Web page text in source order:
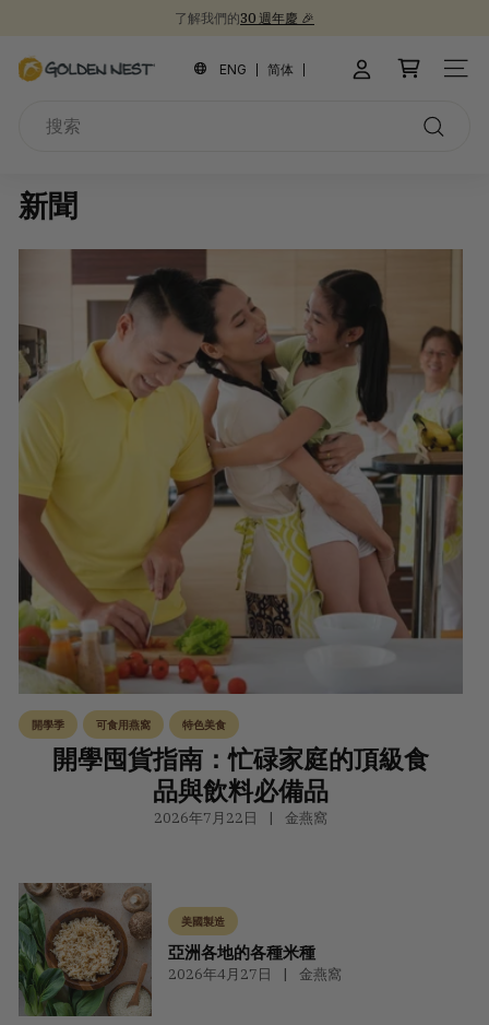
停
了解我們的30 週年慶 🎉
金
ENG 简体 網站
新聞
開學季 可食用燕窩 特色美食
開學囤貨指南：忙碌家庭的頂級食
品與飲料必備品
2026年7月22日 金燕窩
美國製造
亞洲各地的各種米種
2026年4月27日 金燕窩